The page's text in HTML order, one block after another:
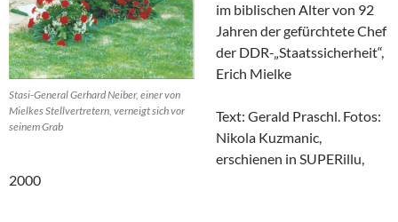
Stasi-General Gerhard Neiber, einer von
Mielkes Stellvertretern, verneigt sich vor
seinem Grab
im biblischen Alter von 92
Jahren der gefürchtete Chef
der DDR-„Staatssicherheit“,
Erich Mielke
Text: Gerald Praschl. Fotos:
Nikola Kuzmanic,
erschienen in SUPERillu,
2000